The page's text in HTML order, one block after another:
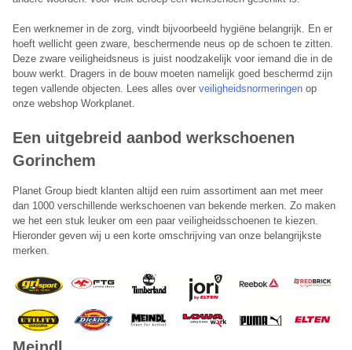
Een werknemer in de zorg, vindt bijvoorbeeld hygiëne belangrijk. En er
hoeft wellicht geen zware, beschermende neus op de schoen te zitten.
Deze zware veiligheidsneus is juist noodzakelijk voor iemand die in de
bouw werkt. Dragers in de bouw moeten namelijk goed beschermd zijn
tegen vallende objecten. Lees alles over veiligheidsnormeringen op
onze webshop Workplanet.
Een uitgebreid aanbod werkschoenen
Gorinchem
Planet Group biedt klanten altijd een ruim assortiment aan met meer
dan 1000 verschillende werkschoenen van bekende merken. Zo maken
we het een stuk leuker om een paar veiligheidsschoenen te kiezen.
Hieronder geven wij u een korte omschrijving van onze belangrijkste
merken.
Meindl
Planet Group belt je terug
Laat hieronder je telefoonnummer achter en je wordt direct
Telefoonnummer: